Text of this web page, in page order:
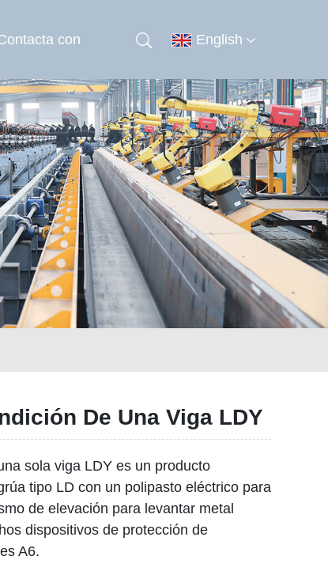
con English
De Una Viga LDY
sola viga LDY es un producto
tipo LD con un polipasto eléctrico para
de elevación para levantar metal
dispositivos de protección de
A6.